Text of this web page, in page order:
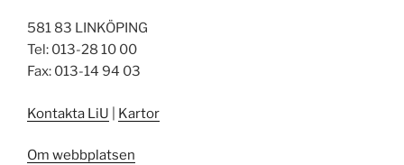
581 83 LINKÖPING
Tel: 013-28 10 00
Fax: 013-14 94 03
Kontakta LiU Kartor
Om webbplatsen